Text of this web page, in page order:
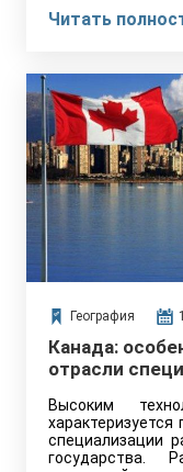
Читать
География
Канада:
отрасли
Высоким
специализации
государства.